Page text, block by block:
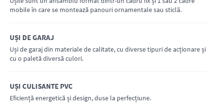
mobile în care se montează panouri ornamentale sau sticlă.
AFLĂ MAI MULTE
UȘI DE GARAJ
Uși de garaj din materiale de calitate, cu diverse tipuri de acționare și
cu o paletă diversă culori.
AFLĂ MAI MULTE
UȘI CULISANTE PVC
Eficiență energetică și design, duse la perfecțiune.